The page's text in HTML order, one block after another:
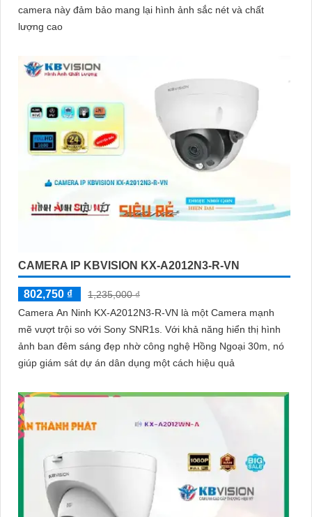
camera này đảm bảo mang lại hình ảnh sắc nét và chất
lượng cao
CAMERA IP KBVISION KX-A2012N3-R-VN
802,750 ₫
1,235,000 ₫
Camera An Ninh KX-A2012N3-R-VN là một Camera mạnh
mẽ vượt trội so với Sony SNR1s. Với khả năng hiển thị hình
ảnh ban đêm sáng đẹp nhờ công nghệ Hồng Ngoại 30m, nó
giúp giám sát dự án dân dụng một cách hiệu quả